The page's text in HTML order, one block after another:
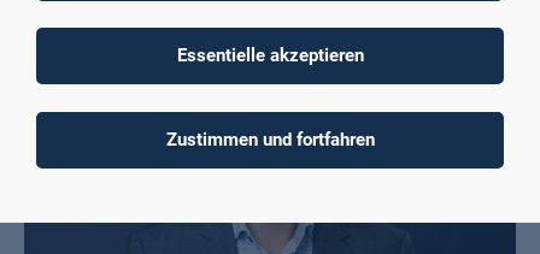
Essentielle akzeptieren
Zustimmen und fortfahren